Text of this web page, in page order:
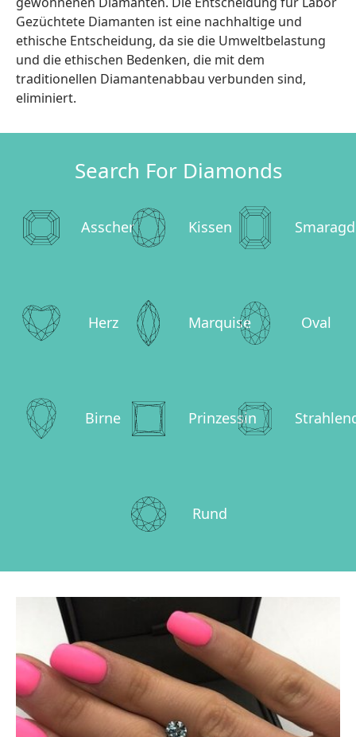
Gezüchtete Diamanten ist eine nachhaltige und
ethische Entscheidung, da sie die Umweltbelastung
und die ethischen Bedenken, die mit dem
traditionellen Diamantenabbau verbunden sind,
eliminiert.
Search For Diamonds
Asscher Kissen Smaragd
Herz Marquise Oval
Birne Prinzessin
Rund